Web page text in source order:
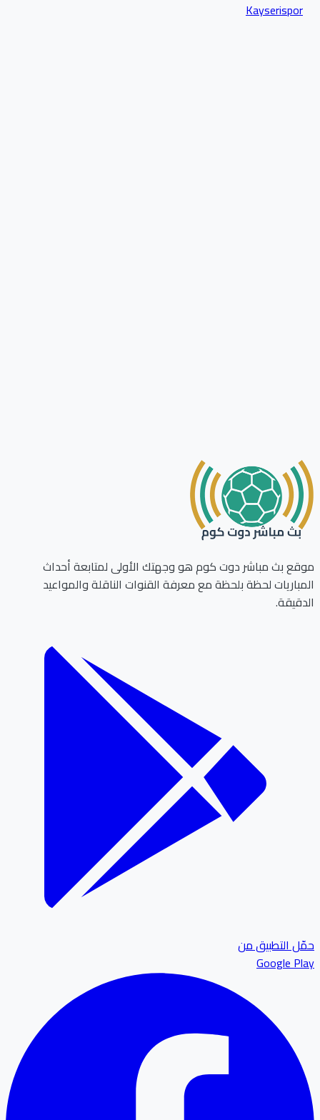
Kayserispor
بث مباشر دوت كوم هو وجهتك الأولى لمتابعة أحداث
لحظة بلحظة مع معرفة القنوات الناقلة والمواعيد
التطبيق من
Google